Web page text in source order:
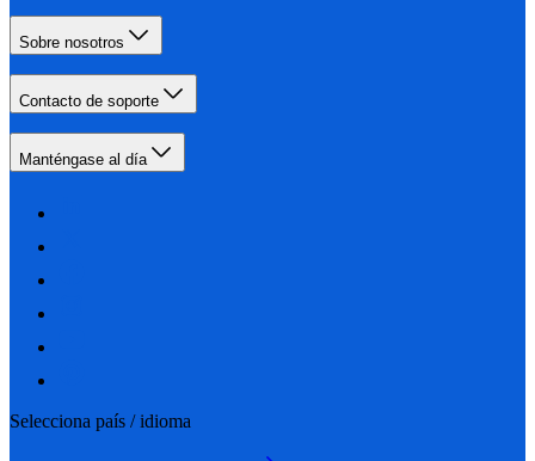
Sobre nosotros
Contacto de soporte
Manténgase al día
Selecciona país / idioma